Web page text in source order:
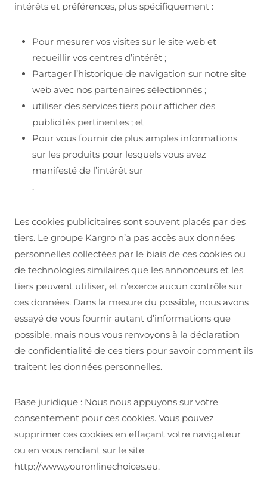
intérêts et préférences, plus spécifiquement :
Pour mesurer vos visites sur le site web et
recueillir vos centres d’intérêt ;
Partager l’historique de navigation sur notre site
web avec nos partenaires sélectionnés ;
utiliser des services tiers pour afficher des
publicités pertinentes ; et
Pour vous fournir de plus amples informations
sur les produits pour lesquels vous avez
manifesté de l’intérêt sur
.
Les cookies publicitaires sont souvent placés par des
tiers. Le groupe Kargro n’a pas accès aux données
personnelles collectées par le biais de ces cookies ou
de technologies similaires que les annonceurs et les
tiers peuvent utiliser, et n’exerce aucun contrôle sur
ces données. Dans la mesure du possible, nous avons
essayé de vous fournir autant d’informations que
possible, mais nous vous renvoyons à la déclaration
de confidentialité de ces tiers pour savoir comment ils
traitent les données personnelles.
Base juridique : Nous nous appuyons sur votre
consentement pour ces cookies. Vous pouvez
supprimer ces cookies en effaçant votre navigateur
ou en vous rendant sur le site
http://www.youronlinechoices.eu.